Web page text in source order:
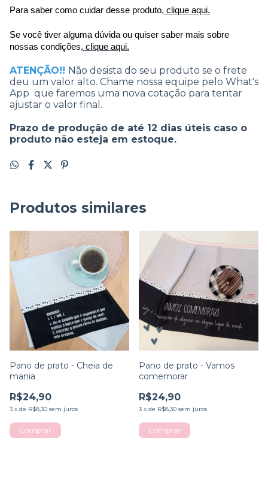
Para saber como cuidar desse produto, clique aqui.
Se você tiver alguma dúvida ou quiser saber mais sobre
nossas condições, clique aqui.
ATENÇÃO!! Não desista do seu produto se o frete
deu um valor alto. Chame nossa equipe pelo What's
App que faremos uma nova cotação para tentar
ajustar o valor final.
Prazo de produção de até 12 dias úteis caso o
produto não esteja em estoque.
Produtos similares
Pano de prato - Cheia de
mania
R$24,90
3 x de R$8,30 sem juros
Pano de prato - Vamos
comemorar
R$24,90
3 x de R$8,30 sem juros